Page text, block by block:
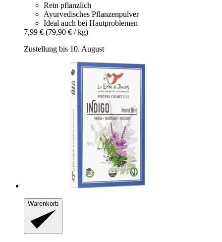
Rein pflanzlich
Ayurvedisches Pflanzenpulver
Ideal auch bei Hautproblemen
7,99 € (79,90 € / kg)
Zustellung bis 10. August
Warenkorb